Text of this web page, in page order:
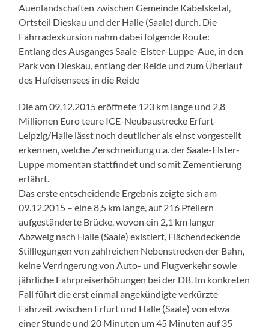
Auenlandschaften zwischen Gemeinde Kabelsketal,
Ortsteil Dieskau und der Halle (Saale) durch. Die
Fahrradexkursion nahm dabei folgende Route:
Entlang des Ausganges Saale-Elster-Luppe-Aue, in den
Park von Dieskau, entlang der Reide und zum Überlauf
des Hufeisensees in die Reide
Die am 09.12.2015 eröffnete 123 km lange und 2,8
Millionen Euro teure ICE-Neubaustrecke Erfurt-
Leipzig/Halle lässt noch deutlicher als einst vorgestellt
erkennen, welche Zerschneidung u.a. der Saale-Elster-
Luppe momentan stattfindet und somit Zementierung
erfährt.
Das erste entscheidende Ergebnis zeigte sich am
09.12.2015 – eine 8,5 km lange, auf 216 Pfeilern
aufgeständerte Brücke, wovon ein 2,1 km langer
Abzweig nach Halle (Saale) existiert, Flächendeckende
Stilllegungen von zahlreichen Nebenstrecken der Bahn,
keine Verringerung von Auto- und Flugverkehr sowie
jährliche Fahrpreiserhöhungen bei der DB. Im konkreten
Fall führt die erst einmal angekündigte verkürzte
Fahrzeit zwischen Erfurt und Halle (Saale) von etwa
einer Stunde und 20 Minuten um 45 Minuten auf 35